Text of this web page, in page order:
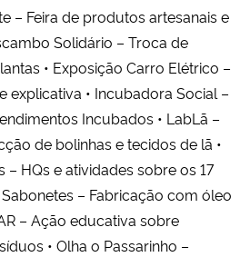
– Feira de produtos artesanais e
Solidário – Troca de
• Exposição Carro Elétrico –
explicativa • Incubadora Social –
Incubados • LabLã –
de bolinhas e tecidos de lã •
– HQs e atividades sobre os 17
Sabonetes – Fabricação com óleo
– Ação educativa sobre
• Olha o Passarinho –